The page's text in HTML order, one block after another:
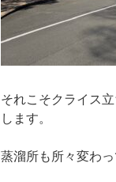
それこそクライス
します。
蒸溜所も所々変わ